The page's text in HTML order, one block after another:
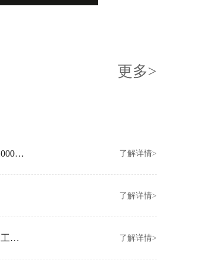
更多>
创富港北京朝阳新店开业！坐拥亚运村双地铁，2人间2000元/月起 了解详情>
了解详情>
创富港香港金钟新店开业！拎包入驻、费用全包，单人工位3000/月 了解详情>